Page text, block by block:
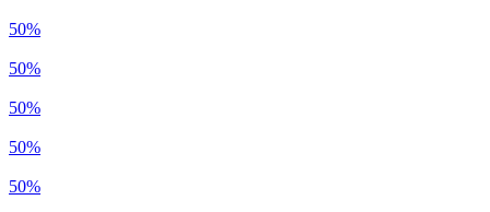
50%
50%
50%
50%
50%